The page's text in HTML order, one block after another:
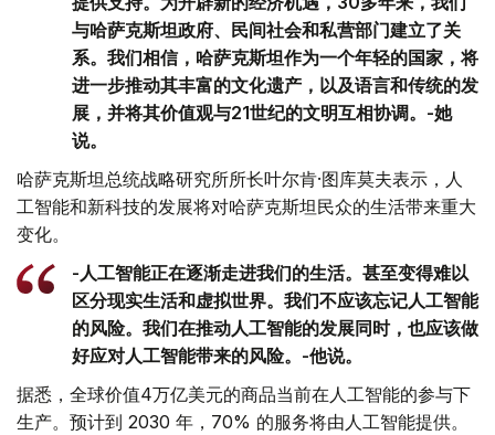
与哈萨克斯坦政府、民间社会和私营部门建立了关
系。我们相信，哈萨克斯坦作为一个年轻的国家，将
进一步推动其丰富的文化遗产，以及语言和传统的发
展，并将其价值观与21世纪的文明互相协调。-她
说。
哈萨克斯坦总统战略研究所所长叶尔肯·图库莫夫表示，人
工智能和新科技的发展将对哈萨克斯坦民众的生活带来重大
变化。
-人工智能正在逐渐走进我们的生活。甚至变得难以
区分现实生活和虚拟世界。我们不应该忘记人工智能
的风险。我们在推动人工智能的发展同时，也应该做
好应对人工智能带来的风险。-他说。
据悉，全球价值4万亿美元的商品当前在人工智能的参与下
生产。预计到 2030 年，70% 的服务将由人工智能提供。